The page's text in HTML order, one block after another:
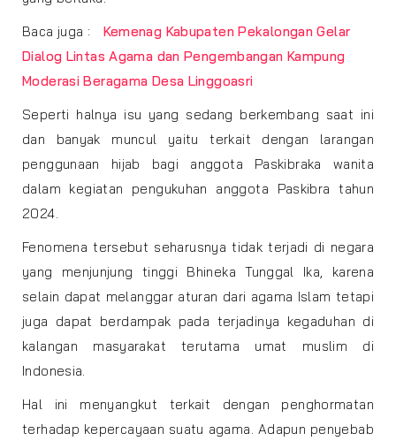
Baca juga :
Kemenag Kabupaten Pekalongan Gelar
Dialog Lintas Agama dan Pengembangan Kampung
Moderasi Beragama Desa Linggoasri
Seperti halnya isu yang sedang berkembang saat ini
dan banyak muncul yaitu terkait dengan larangan
penggunaan hijab bagi anggota Paskibraka wanita
dalam kegiatan pengukuhan anggota Paskibra tahun
2024.
Fenomena tersebut seharusnya tidak terjadi di negara
yang menjunjung tinggi Bhineka Tunggal Ika, karena
selain dapat melanggar aturan dari agama Islam tetapi
juga dapat berdampak pada terjadinya kegaduhan di
kalangan masyarakat terutama umat muslim di
Indonesia.
Hal ini menyangkut terkait dengan penghormatan
terhadap kepercayaan suatu agama. Adapun penyebab